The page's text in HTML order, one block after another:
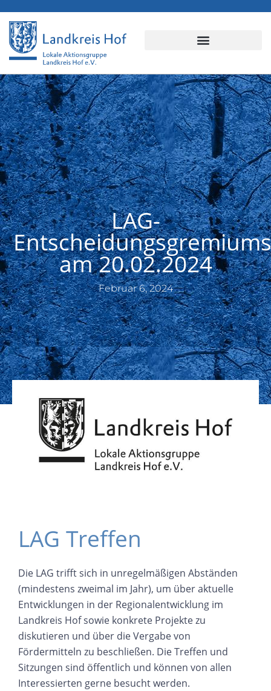
LAG-
am 20.02.2024
Februar 6, 2024
LAG Treffen
Die LAG trifft sich in unregelmäßigen Abständen
(mindestens zweimal im Jahr), um über aktuelle
Entwicklungen in der Regionalentwicklung im
Landkreis Hof sowie konkrete Projekte zu
diskutieren und über die Vergabe von
Fördermitteln zu beschließen. Die Treffen und
Sitzungen sind öffentlich und können von allen
Interessierten gerne besucht werden.